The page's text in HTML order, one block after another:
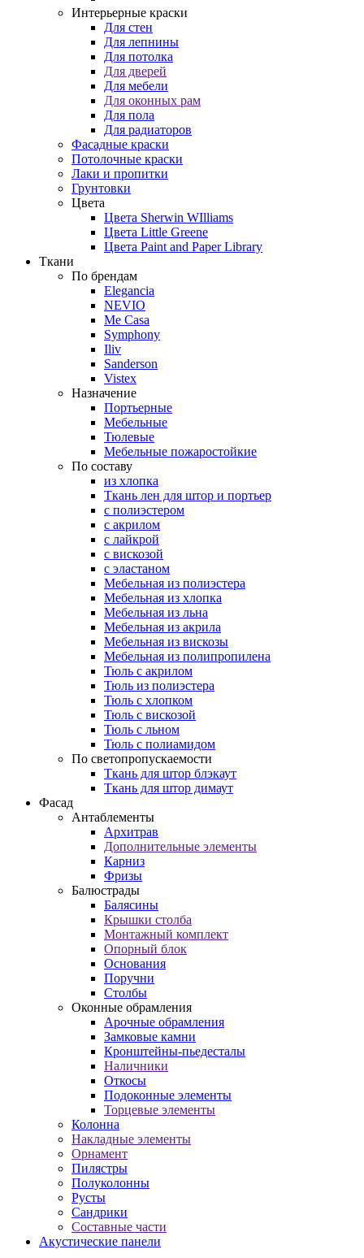
Интерьерные краски
Для стен
Для лепнины
Для потолка
Для дверей
Для мебели
Для оконных рам
Для пола
Для радиаторов
Фасадные краски
Потолочные краски
Лаки и пропитки
Грунтовки
Цвета
Цвета Sherwin WIlliams
Цвета Little Greene
Цвета Paint and Paper Library
Ткани
По брендам
Elegancia
NEVIO
Me Casa
Symphony
Iliv
Sanderson
Vistex
Назначение
Портьерные
Мебельные
Тюлевые
Мебельные пожаростойкие
По составу
из хлопка
Ткань лен для штор и портьер
с полиэстером
с акрилом
с лайкрой
с вискозой
с эластаном
Мебельная из полиэстера
Мебельная из хлопка
Мебельная из льна
Мебельная из акрила
Мебельная из вискозы
Мебельная из полипропилена
Тюль с акрилом
Тюль из полиэстера
Тюль с хлопком
Тюль с вискозой
Тюль с льном
Тюль с полиамидом
По светопропускаемости
Ткань для штор блэкаут
Ткань для штор димаут
Фасад
Антаблементы
Архитрав
Дополнительные элементы
Карниз
Фризы
Балюстрады
Балясины
Крышки столба
Монтажный комплект
Опорный блок
Основания
Поручни
Столбы
Оконные обрамления
Арочные обрамления
Замковые камни
Кронштейны-пьедесталы
Наличники
Откосы
Подоконные элементы
Торцевые элементы
Колонна
Накладные элементы
Орнамент
Пилястры
Полуколонны
Русты
Сандрики
Составные части
Акустические панели